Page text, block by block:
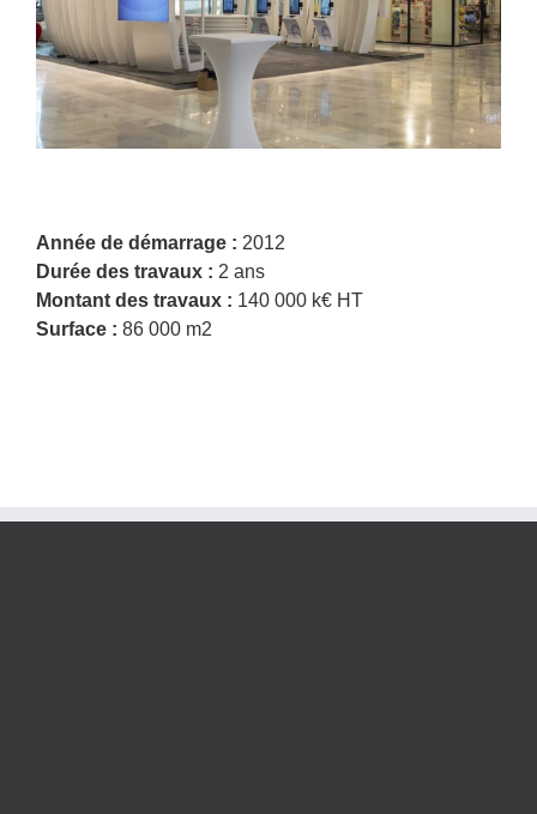
Année de démarrage : 2012
Durée des travaux : 2 ans
Montant des travaux : 140 000 k€ HT
Surface : 86 000 m2